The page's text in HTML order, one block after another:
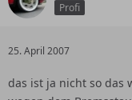
Profi
25. April 2007
das ist ja nicht so das